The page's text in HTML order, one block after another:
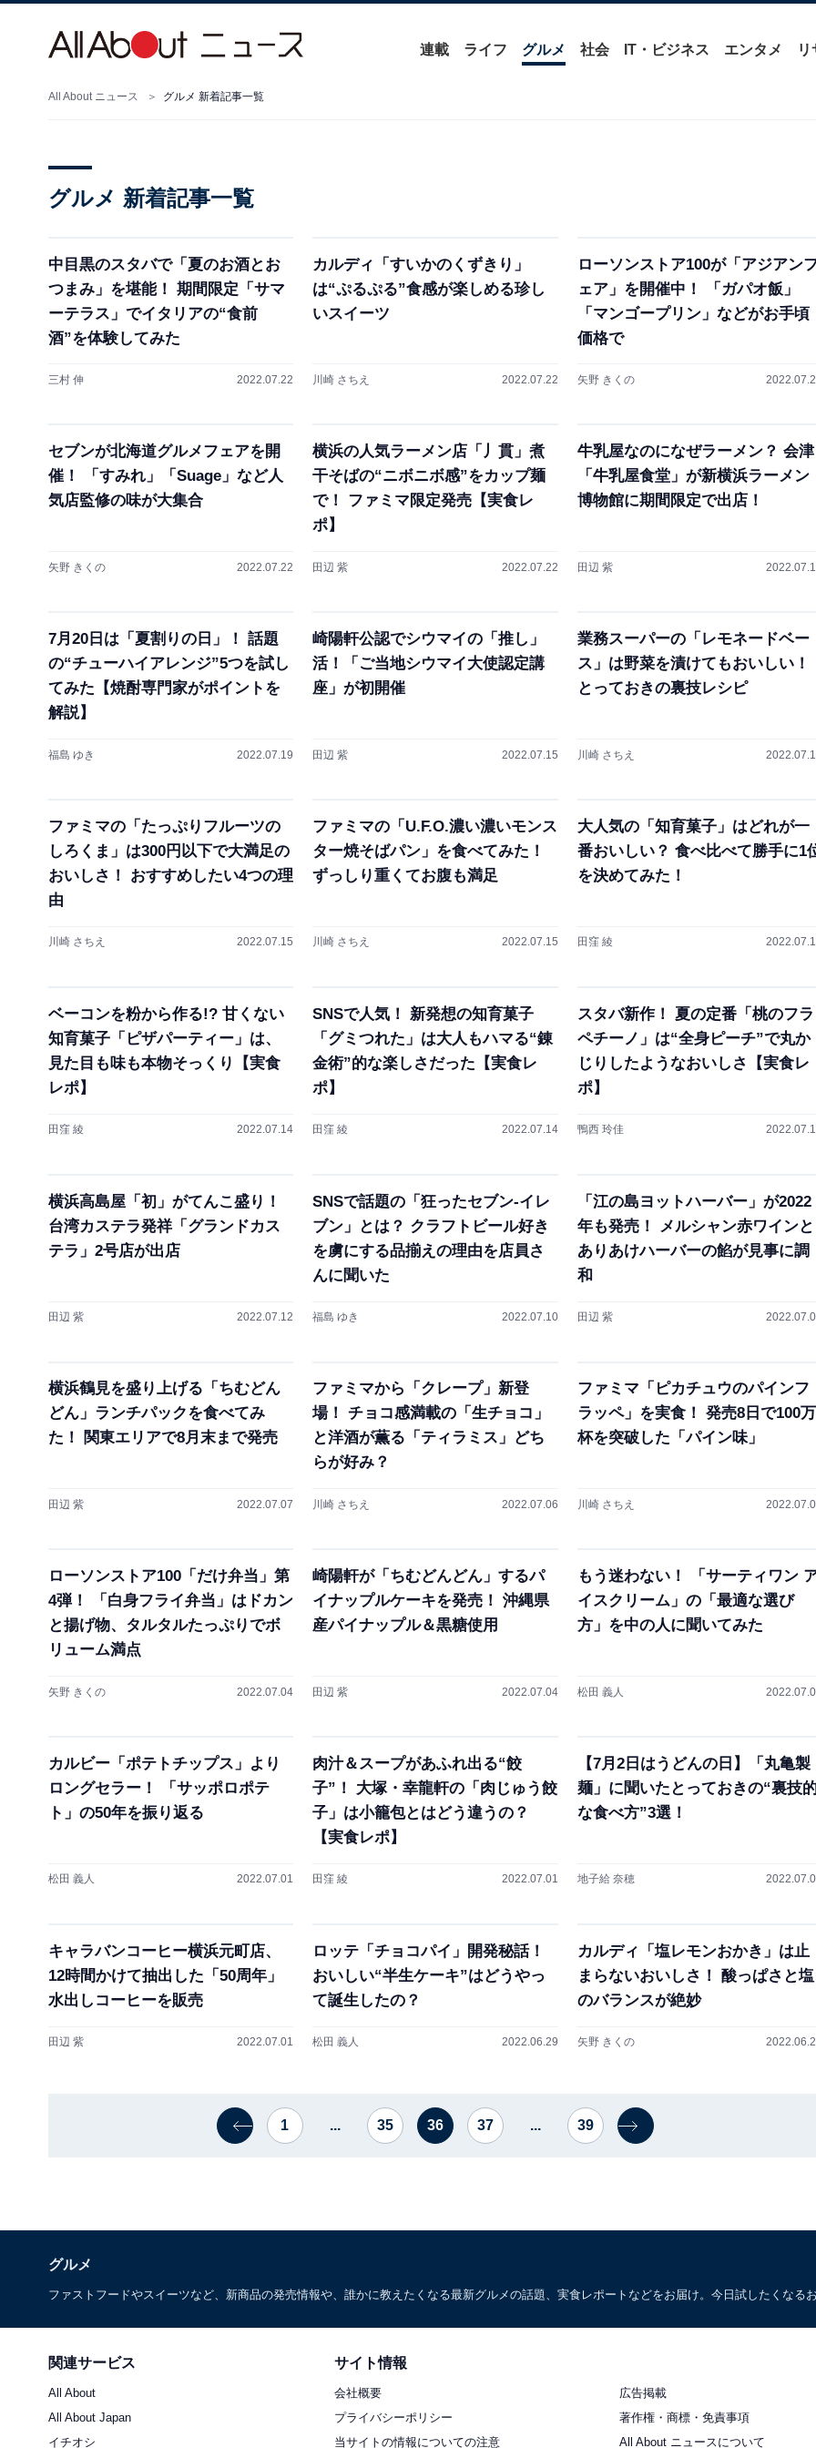
連載 ライフ グルメ 社会 IT・ビジネス エンタメ リ
All About ニュース グルメ 新着記事一覧
グルメ 新着記事一覧
中目黒のスタバで「夏のお酒とお
つまみ」を堪能！ 期間限定「サマ
ーテラス」でイタリアの“食前
酒”を体験してみた
三村 伸 2022.07.22
カルディ「すいかのくずきり」
は“ぷるぷる”食感が楽しめる珍し
いスイーツ
川崎 さちえ 2022.07.22
ローソンストア100が「アジアン
ェア」を開催中！ 「ガパオ飯」
「マンゴープリン」などがお手頃
価格で
矢野 きくの
セブンが北海道グルメフェアを開
催！ 「すみれ」「Suage」など人
気店監修の味が大集合
矢野 きくの 2022.07.22
横浜の人気ラーメン店「丿貫」煮
干そばの“ニボニボ感”をカップ麺
で！ ファミマ限定発売【実食レ
ポ】
田辺 紫 2022.07.22
牛乳屋なのになぜラーメン？ 会津
「牛乳屋食堂」が新横浜ラーメン
博物館に期間限定で出店！
田辺 紫
7月20日は「夏割りの日」！ 話題
の“チューハイアレンジ”5つを試し
てみた【焼酎専門家がポイントを
解説】
福島 ゆき 2022.07.19
崎陽軒公認でシウマイの「推し」
活！「ご当地シウマイ大使認定講
座」が初開催
田辺 紫 2022.07.15
業務スーパーの「レモネードベー
ス」は野菜を漬けてもおいしい！
とっておきの裏技レシピ
川崎 さちえ
ファミマの「たっぷりフルーツの
しろくま」は300円以下で大満足の
おいしさ！ おすすめしたい4つの理
由
川崎 さちえ 2022.07.15
ファミマの「U.F.O.濃い濃いモンス
ター焼そばパン」を食べてみた！
ずっしり重くてお腹も満足
川崎 さちえ 2022.07.15
大人気の「知育菓子」はどれが一
番おいしい？ 食べ比べて勝手に1
を決めてみた！
田窪 綾
ベーコンを粉から作る!? 甘くない
知育菓子「ピザパーティー」は、
見た目も味も本物そっくり【実食
レポ】
田窪 綾 2022.07.14
SNSで人気！ 新発想の知育菓子
「グミつれた」は大人もハマる“錬
金術”的な楽しさだった【実食レ
ポ】
田窪 綾 2022.07.14
スタバ新作！ 夏の定番「桃のフラ
ペチーノ」は“全身ピーチ”で丸か
じりしたようなおいしさ【実食レ
ポ】
鴨西 玲佳
横浜高島屋「初」がてんこ盛り！
台湾カステラ発祥「グランドカス
テラ」2号店が出店
田辺 紫 2022.07.12
SNSで話題の「狂ったセブン-イレ
ブン」とは？ クラフトビール好き
を虜にする品揃えの理由を店員さ
んに聞いた
福島 ゆき 2022.07.10
「江の島ヨットハーバー」が2022
年も発売！ メルシャン赤ワインと
ありあけハーバーの餡が見事に調
和
田辺 紫
横浜鶴見を盛り上げる「ちむどん
どん」ランチパックを食べてみ
た！ 関東エリアで8月末まで発売
田辺 紫 2022.07.07
ファミマから「クレープ」新登
場！ チョコ感満載の「生チョコ」
と洋酒が薫る「ティラミス」どち
らが好み？
川崎 さちえ 2022.07.06
ファミマ「ピカチュウのパインフ
ラッペ」を実食！ 発売8日で100万
杯を突破した「パイン味」
川崎 さちえ
ローソンストア100「だけ弁当」第
4弾！ 「白身フライ弁当」はドカン
と揚げ物、タルタルたっぷりでボ
リューム満点
矢野 きくの 2022.07.04
崎陽軒が「ちむどんどん」するパ
イナップルケーキを発売！ 沖縄県
産パイナップル＆黒糖使用
田辺 紫 2022.07.04
もう迷わない！ 「サーティワン
イスクリーム」の「最適な選び
方」を中の人に聞いてみた
松田 義人
カルビー「ポテトチップス」より
ロングセラー！ 「サッポロポテ
ト」の50年を振り返る
松田 義人 2022.07.01
肉汁＆スープがあふれ出る“餃
子”！ 大塚・幸龍軒の「肉じゅう餃
子」は小籠包とはどう違うの？
【実食レポ】
田窪 綾 2022.07.01
【7月2日はうどんの日】「丸亀製
麺」に聞いたとっておきの“裏技
な食べ方”3選！
地子給 奈穂
キャラバンコーヒー横浜元町店、
12時間かけて抽出した「50周年」
水出しコーヒーを販売
田辺 紫 2022.07.01
ロッテ「チョコパイ」開発秘話！
おいしい“半生ケーキ”はどうやっ
て誕生したの？
松田 義人 2022.06.29
カルディ「塩レモンおかき」は止
まらないおいしさ！ 酸っぱさと塩
のバランスが絶妙
矢野 きくの
1 ... 35 36 37 ... 39
グルメ
ファストフードやスイーツなど、新商品の発売情報や、誰かに教えたくなる最新グルメの話題、実食レポートなどをお届け。今日試したくなる
関連サービス
All About
All About Japan
イチオシ
サイト情報
会社概要
広告掲載
プライバシーポリシー
著作権・商標・免責事項
当サイトの情報についての注意
All About ニュースについて